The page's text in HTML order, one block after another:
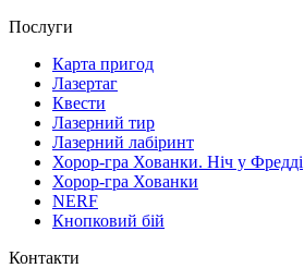
Послуги
Карта пригод
Лазертаг
Квести
Лазерний тир
Лазерний лабіринт
Хорор-гра Хованки. Ніч у Фредді
Хорор-гра Хованки
NERF
Кнопковий бій
Контакти